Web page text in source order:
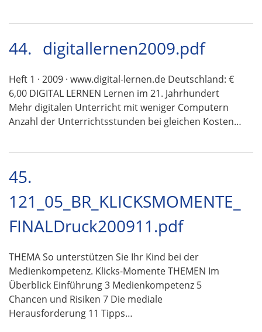
44. digitallernen2009.pdf
Heft 1 · 2009 · www.digital-lernen.de Deutschland: €
6,00 DIGITAL LERNEN Lernen im 21. Jahrhundert
Mehr digitalen Unterricht mit weniger Computern
Anzahl der Unterrichtsstunden bei gleichen Kosten…
45.
121_05_BR_KLICKSMOMENTE_
FINALDruck200911.pdf
THEMA So unterstützen Sie Ihr Kind bei der
Medienkompetenz. Klicks-Momente THEMEN Im
Überblick Einführung 3 Medienkompetenz 5
Chancen und Risiken 7 Die mediale
Herausforderung 11 Tipps…